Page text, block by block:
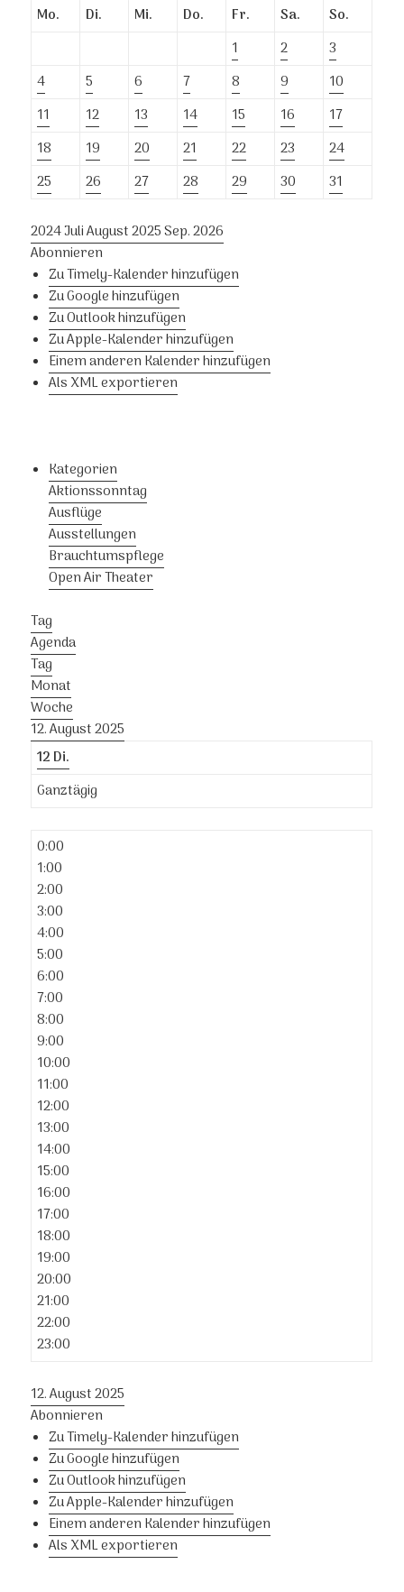
Mo.
Di. Mi. Do. Fr. Sa.
So.
1
2
3
4
5 6 7 8 9
10
11
12 13 14 15 16
17
18
19 20 21 22 23
24
25
26 27 28 29 30 31
2024JuliAugust 2025Sep.2026
Abonnieren
Zu Timely-Kalender hinzufügen
Zu Google hinzufügen
Zu Outlook hinzufügen
Zu Apple-Kalender hinzufügen
Einem anderen Kalender hinzufügen
Als XML exportieren
Kategorien
Aktionssonntag
Ausflüge
Ausstellungen
Brauchtumspflege
Open Air Theater
Tag
Agenda
Tag
Monat
Woche
12. August 2025
12 Di.
Ganztägig
0:00
1:00
2:00
3:00
4:00
5:00
6:00
7:00
8:00
9:00
10:00
11:00
12:00
13:00
14:00
15:00
16:00
17:00
18:00
19:00
20:00
21:00
22:00
23:00
12. August 2025
Abonnieren
Zu Timely-Kalender hinzufügen
Zu Google hinzufügen
Zu Outlook hinzufügen
Zu Apple-Kalender hinzufügen
Einem anderen Kalender hinzufügen
Als XML exportieren